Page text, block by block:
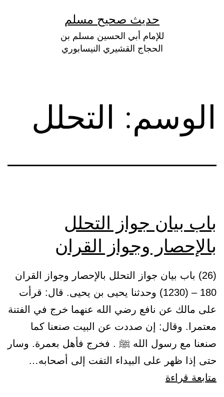
حديث صحيح مسلم
للإمام أبي الحسين مسلم بن
الحجاج القشيري النيسابوري
الوسم: التحلل
باب بيان جواز التحلل
بالإحصار وجواز القران
(26) باب بيان جواز التحلل بالإحصار وجواز القران
180 – (1230) وحدثنا يحيى بن يحيى. قال: قرأت
على مالك عن نافع رضي الله عنهما خرج في الفتنة
معتمرا. وقال: إن صددت عن البيت صنعنا كما
صنعنا مع رسول الله ﷺ . فخرج فأهل بعمرة. وسار
حتى إذا ظهر على البيداء التفت إلى أصحابه…
متابعة قراءة